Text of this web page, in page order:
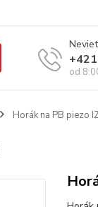
od
Horák na PB piezo